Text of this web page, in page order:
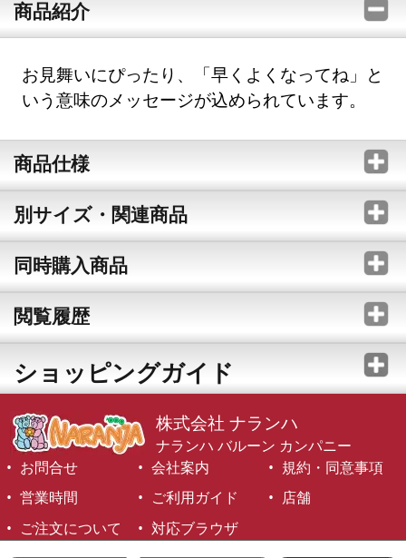
商品紹介
お見舞いにぴったり、「早くよくなってね」と
いう意味のメッセージが込められています。
商品仕様
別サイズ・関連商品
同時購入商品
閲覧履歴
ショッピングガイド
株式会社 ナランハ
ナランハ バルーン カンパニー
お問合せ
会社案内
規約・同意事項
営業時間
ご利用ガイド
店舗
ご注文について
対応ブラウザ